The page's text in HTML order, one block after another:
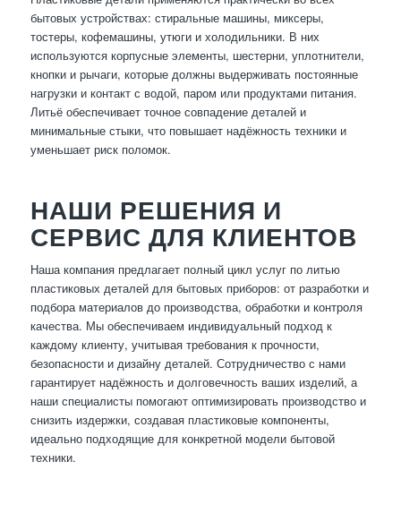
бытовых устройствах: стиральные машины, миксеры,
тостеры, кофемашины, утюги и холодильники. В них
используются корпусные элементы, шестерни, уплотнители,
кнопки и рычаги, которые должны выдерживать постоянные
нагрузки и контакт с водой, паром или продуктами питания.
Литьё обеспечивает точное совпадение деталей и
минимальные стыки, что повышает надёжность техники и
уменьшает риск поломок.
НАШИ РЕШЕНИЯ И
СЕРВИС ДЛЯ КЛИЕНТОВ
Наша компания предлагает полный цикл услуг по литью
пластиковых деталей для бытовых приборов: от разработки и
подбора материалов до производства, обработки и контроля
качества. Мы обеспечиваем индивидуальный подход к
каждому клиенту, учитывая требования к прочности,
безопасности и дизайну деталей. Сотрудничество с нами
гарантирует надёжность и долговечность ваших изделий, а
наши специалисты помогают оптимизировать производство и
снизить издержки, создавая пластиковые компоненты,
идеально подходящие для конкретной модели бытовой
техники.